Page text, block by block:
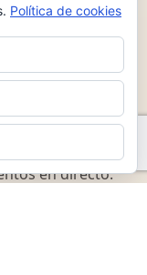
industria de la
artístico ha
un equipo de
la creación,
en directo.
Política de cookies